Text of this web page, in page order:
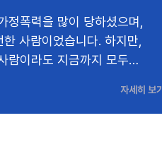
폭력을 많이 당하셨으며,
사람이었습니다. 하지만,
람이라도 지금까지 모두
자세히 보기